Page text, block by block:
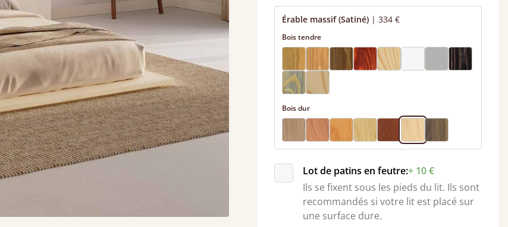
Érable massif (Satiné) | 334 €
Bois tendre
Bois dur
Lot de patins en feutre:+ 10 €
Ils se fixent sous les pieds du lit. Ils sont
recommandés si votre lit est placé sur
une surface dure.